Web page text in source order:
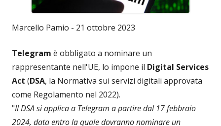
Marcello Pamio - 21 ottobre 2023
Telegram è obbligato a nominare un
rappresentante nell'UE, lo impone il Digital Services
Act (DSA, la Normativa sui servizi digitali approvata
come Regolamento nel 2022).
"Il DSA si applica a Telegram a partire dal 17 febbraio
2024, data entro la quale dovranno nominare un